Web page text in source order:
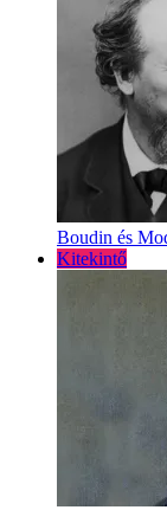
Boudin és
Kitekintő